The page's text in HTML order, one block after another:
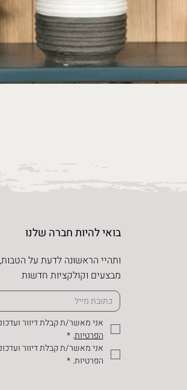
בואי להיות חברה שלנו
ותהיי הראשונה לדעת על הטבות,
מבצעים וקולקציות חדשות
אני מאשר/ת קבלת דיוור
הפרטיות.
*
הפרטיות. *